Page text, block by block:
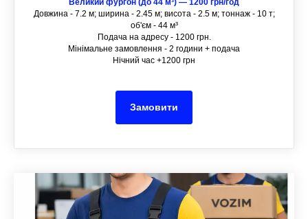
Великий фургон (до 44 м³) — 1200 грн/год
Довжина - 7.2 м; ширина - 2.45 м; висота - 2.5 м; тоннаж - 10 т;
об'єм - 44 м³
Подача на адресу - 1200 грн.
Мінімальне замовлення - 2 години + подача
Нічний час +1200 грн
Замовити